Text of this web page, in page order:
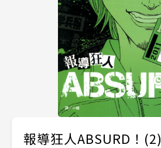
報導狂人ABSURD！(2)